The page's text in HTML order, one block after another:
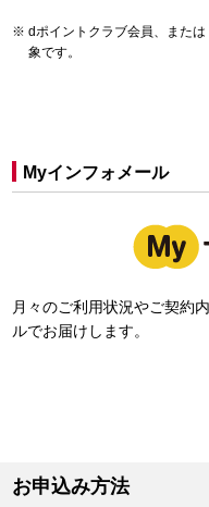
dポイントクラブ会員、また
象です。
Myインフォメール
月々のご利用状況やご契約
ルでお届けします。
お申込み方法